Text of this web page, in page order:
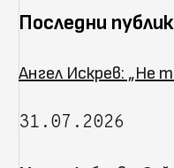
бутон за
Последни
Ангел Искрев: „Не
31.07.2026